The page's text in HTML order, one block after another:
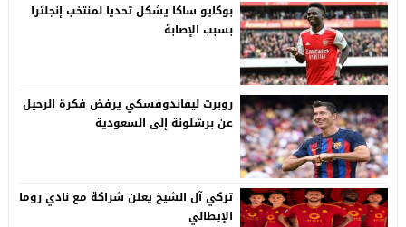
بوكايو ساكا يشكل تحديا لمنتخب إنجلترا
بسبب الإصابة
روبرت ليفاندوفسكي يرفض فكرة الرحيل
عن برشلونة إلى السعودية
تركي آل الشيخ يعلن شراكة مع نادي روما
الإيطالي